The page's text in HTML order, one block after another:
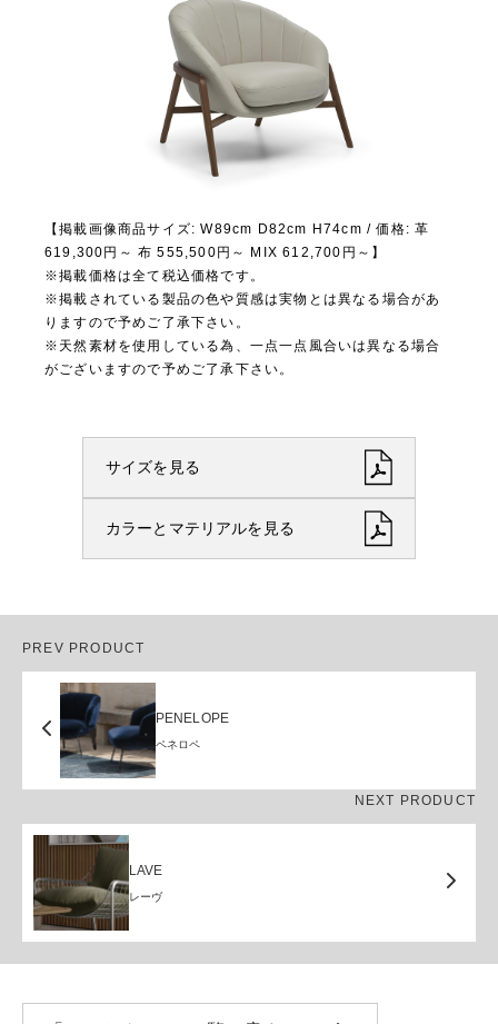
【掲載画像商品サイズ: W89cm D82cm H74cm / 価格: 革
619,300円～ 布 555,500円～ MIX 612,700円～】
※掲載価格は全て税込価格です。
※掲載されている製品の色や質感は実物とは異なる場合があ
りますので予めご了承下さい。
※天然素材を使用している為、一点一点風合いは異なる場合
がございますので予めご了承下さい。
サイズを見る
カラーとマテリアルを見る
PREV PRODUCT
PENELOPE
ペネロペ
NEXT PRODUCT
LAVE
レーヴ